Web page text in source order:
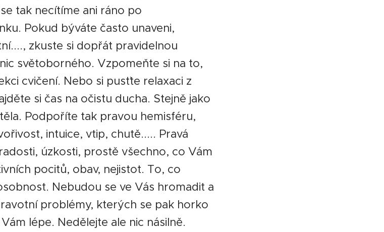
tak necítíme ani ráno po
Pokud býváte často unaveni,
zkuste si dopřát pravidelnou
světoborného. Vzpomeňte si na to,
cvičení. Nebo si pusťte relaxaci z
si čas na očistu ducha. Stejně jako
Podpoříte tak pravou hemisféru,
intuice, vtip, chutě..... Pravá
úzkosti, prostě všechno, co Vám
pocitů, obav, nejistot. To, co
Nebudou se ve Vás hromadit a
problémy, kterých se pak horko
lépe. Nedělejte ale nic násilně.